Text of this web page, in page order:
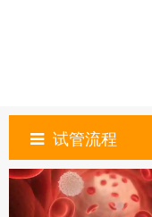
试管流程